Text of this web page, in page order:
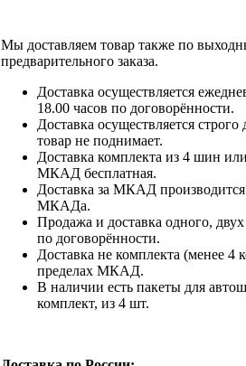
Мы доставляем товар также по
предварительного заказа.
Доставка осуществляется
18.00 часов по договорённости.
Доставка осуществляется
товар не поднимает.
Доставка комплекта из 4 шин
МКАД бесплатная.
Доставка за МКАД
МКАДа.
Продажа и доставка одного,
по договорённости.
Доставка не комплекта (менее 4
пределах МКАД.
В наличии есть пакеты для
комплект, из 4 шт.